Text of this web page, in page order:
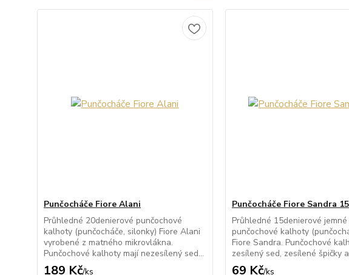
Punčocháče Fiore Alani
Průhledné 20denierové punčochové
kalhoty (punčocháče, silonky) Fiore Alani
vyrobené z matného mikrovlákna.
Punčochové kalhoty mají nezesílený sed...
189 Kč/ks
Punčocháče Fiore Sandra 15
Průhledné 15denierové jemné
punčochové kalhoty
Fiore Sandra. Punčochové
zesílený sed, zesílené špičky
69 Kč/ks